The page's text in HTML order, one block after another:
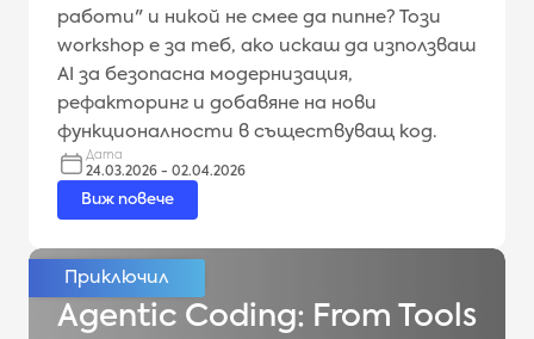
работи" и никой не смее да пипне? Този
workshop е за теб, ако искаш да използваш
AI за безопасна модернизация,
рефакторинг и добавяне на нови
функционалности в съществуващ код.
Дата
24.03.2026 - 02.04.2026
Виж повече
Agentic Coding: From Tools